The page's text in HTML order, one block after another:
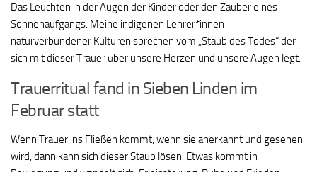
Das Leuchten in der Augen der Kinder oder den Zauber eines
Sonnenaufgangs. Meine indigenen Lehrer*innen
naturverbundener Kulturen sprechen vom „Staub des Todes“ der
sich mit dieser Trauer über unsere Herzen und unsere Augen legt.
Trauerritual fand in Sieben Linden im
Februar statt
Wenn Trauer ins Fließen kommt, wenn sie anerkannt und gesehen
wird, dann kann sich dieser Staub lösen. Etwas kommt in